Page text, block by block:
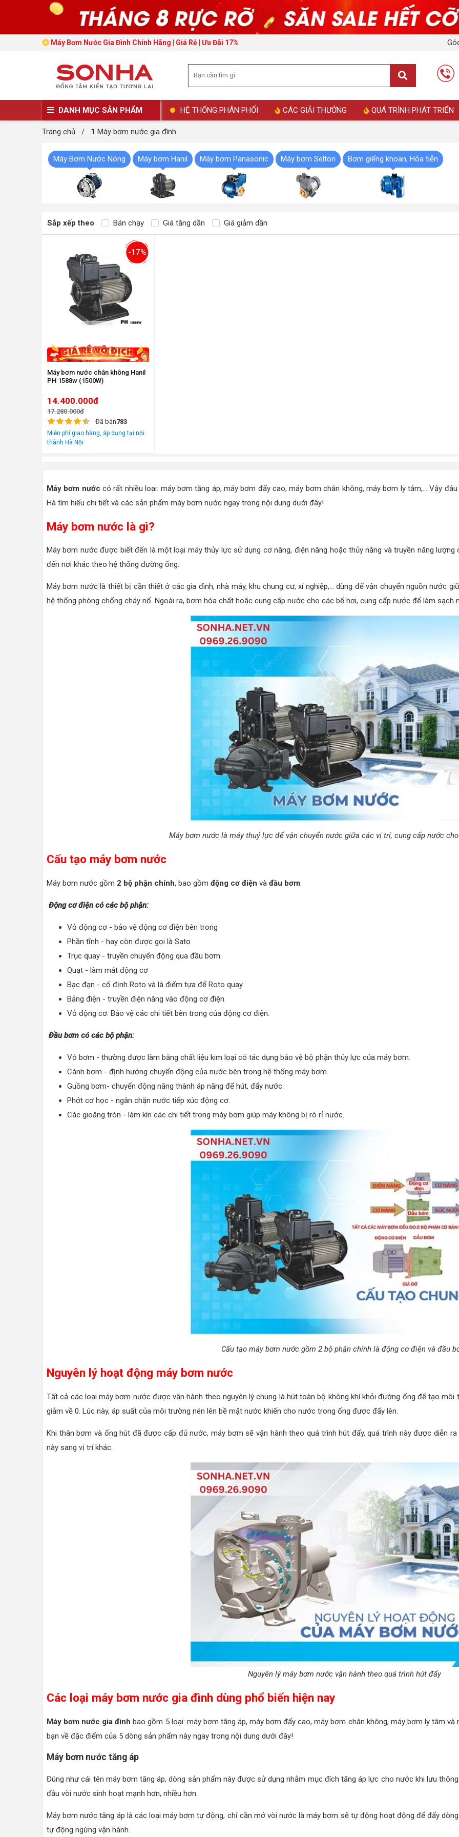
Máy Bơm Nước Gia Đình Chính Hãng | Giá Rẻ | Ưu Đãi 17%
DANH MỤC SẢN PHẨM HỆ THỐNG PHÂN PHỐI CÁC GIẢI THƯỞNG QUÁ TRÌNH PHÁT TRIỂN
Trang chủ / 1 Máy bơm nước gia đình
Máy Bơm Nước Nóng Máy bơm Hanil Máy bơm Panasonic Máy bơm Selton Bơm giếng khoan, Hỏa tiễn
Sắp xếp theo Bán chạy Giá tăng dần Giá giảm dần
-17%
Máy bơm nước chân không Hanil
PH 1588w (1500W)
14.400.000đ
17.280.000đ
Đã bán783
Miễn phí giao hàng, áp dụng tại nội
thành Hà Nội
Máy bơm nước có rất nhiều loại: máy bơm tăng áp, máy bơm đẩy cao, máy bơm chân không, máy bơm ly tâm,... Vậy
Hà tìm hiểu chi tiết và các sản phẩm máy bơm nước ngay trong nội dung dưới đây!
Máy bơm nước là gì?
Máy bơm nước được biết đến là một loại máy thủy lực sử dụng cơ năng, điện năng hoặc thủy năng và truyền năng
đến nơi khác theo hệ thống đường ống.
Máy bơm nước là thiết bị cần thiết ở các gia đình, nhà máy, khu chung cư, xí nghiệp,... dùng để vận chuyển nguồn nước
hệ thống phòng chống cháy nổ. Ngoài ra, bơm hóa chất hoặc cung cấp nước cho các bể hơi, cung cấp nước để làm sạch
Máy bơm nước là máy thuỷ lực để vận chuyển nước giữa các vị trí, cung cấp nước
Cấu tạo máy bơm nước
Máy bơm nước gồm 2 bộ phận chính, bao gồm động cơ điện và đầu bơm
Động cơ điện có các bộ phận:
Vỏ động cơ - bảo vệ động cơ điện bên trong
Phần tĩnh - hay còn được gọi là Sato
Trục quay - truyền chuyển động qua đầu bơm
Quạt - làm mát động cơ
Bạc đạn - cố định Roto và là điểm tựa để Roto quay
Bảng điện - truyền điện năng vào động cơ điện.
Vỏ động cơ: Bảo vệ các chi tiết bên trong của động cơ điện.
Đầu bơm có các bộ phận:
Vỏ bơm - thường được làm bằng chất liệu kim loại có tác dụng bảo vệ bộ phận thủy lực của máy bơm.
Cánh bơm - định hướng chuyển động của nước bên trong hệ thống máy bơm.
Guồng bơm- chuyển động năng thành áp năng để hút, đẩy nước.
Phớt cơ học - ngăn chặn nước tiếp xúc động cơ.
Các gioăng tròn - làm kín các chi tiết trong máy bơm giúp máy không bị rò rỉ nước.
Cấu tạo máy bơm nước gồm 2 bộ phận chính là động cơ điện và đầu
Nguyên lý hoạt động máy bơm nước
Tất cả các loại máy bơm nước được vận hành theo nguyên lý chung là hút toàn bộ không khí khỏi đường ống để tạo
giảm về 0. Lúc này, áp suất của môi trường nén lên bề mặt nước khiến cho nước trong ống được đẩy lên.
Khi thân bơm và ống hút đã được cấp đủ nước, máy bơm sẽ vận hành theo quá trình hút đẩy, quá trình này được diễn
này sang vị trí khác.
Nguyên lý máy bơm nước vận hành theo quá trình hút đẩy
Các loại máy bơm nước gia đình dùng phổ biến hiện nay
Máy bơm nước gia đình bao gồm 5 loại: máy bơm tăng áp, máy bơm đẩy cao, máy bơm chân không, máy bơm ly tâm
bạn về đặc điểm của 5 dòng sản phẩm này ngay trong nội dung dưới đây!
Máy bơm nước tăng áp
Đúng như cái tên máy bơm tăng áp, dòng sản phẩm này được sử dụng nhằm mục đích tăng áp lực cho nước khi lưu
đầu vòi nước sinh hoạt mạnh hơn, nhiều hơn.
Máy bơm nước tăng áp là các loại máy bơm tự động, chỉ cần mở vòi nước là máy bơm sẽ tự động hoạt động để đẩy
tự động ngừng vận hành.